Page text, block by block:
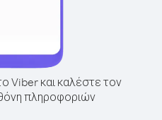
Viber και καλέστε τον
πληροφοριών